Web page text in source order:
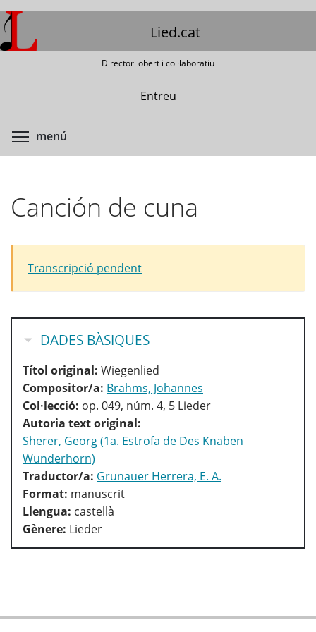
Vés
al
contingut
Lied.cat
Directori obert i col·laboratiu
Entreu
menú
Canción de cuna
Transcripció pendent
OCULTA
DADES BÀSIQUES
Títol original: Wiegenlied
Compositor/a: Brahms, Johannes
Col·lecció: op. 049, núm. 4, 5 Lieder
Autoria text original:
Sherer, Georg (1a. Estrofa de Des Knaben
Wunderhorn)
Traductor/a: Grunauer Herrera, E. A.
Format: manuscrit
Llengua: castellà
Gènere: Lieder